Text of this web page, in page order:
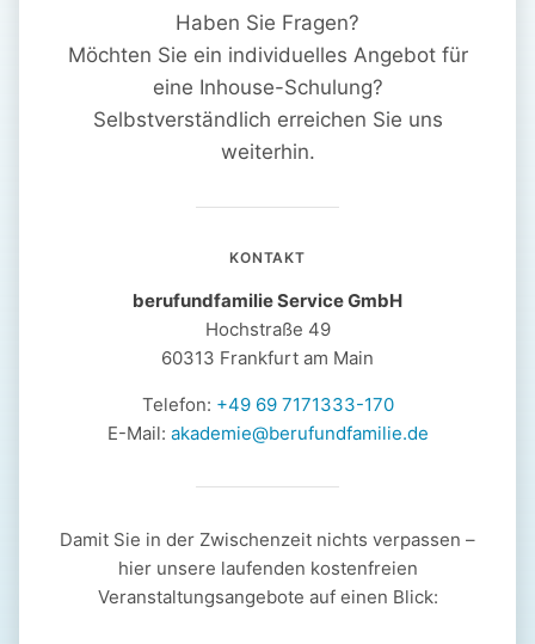
Haben Sie Fragen?
Möchten Sie ein individuelles Angebot für
eine Inhouse-Schulung?
Selbstverständlich erreichen Sie uns
weiterhin.
KONTAKT
berufundfamilie Service GmbH
Hochstraße 49
60313 Frankfurt am Main
Telefon: +49 69 7171333-170
E-Mail: akademie@berufundfamilie.de
Damit Sie in der Zwischenzeit nichts verpassen –
hier unsere laufenden kostenfreien
Veranstaltungsangebote auf einen Blick: